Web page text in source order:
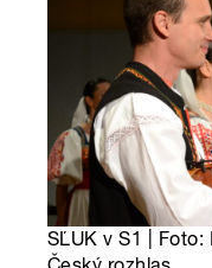
SĽUK v S1 | Foto: